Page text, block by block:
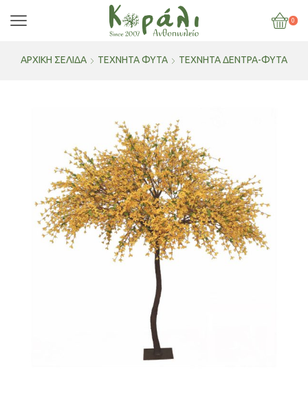
0
ΑΡΧΙΚΉ ΣΕΛΊΔΑ ΤΕΧΝΗΤΑ ΦΥΤΑ ΤΕΧΝΗΤΑ ΔΕΝΤΡΑ-ΦΥΤΑ